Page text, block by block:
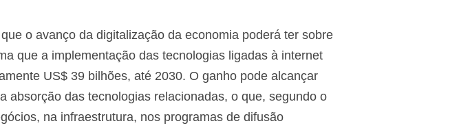
o avanço da digitalização da economia poderá ter sobre
que a implementação das tecnologias ligadas à internet
US$ 39 bilhões, até 2030. O ganho pode alcançar
absorção das tecnologias relacionadas, o que, segundo o
na infraestrutura, nos programas de difusão